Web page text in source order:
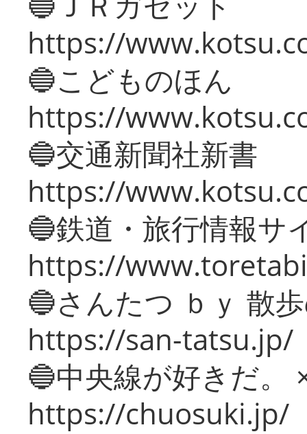
https://
🔵こどものほん
https://
🔵交通新聞社新書
https://
🔵鉄道・旅行情報サ
https://
🔵さんたつ ｂｙ 散
https://san-tatsu.jp/
🔵中央線が好きだ。
https://chuosuki.jp/